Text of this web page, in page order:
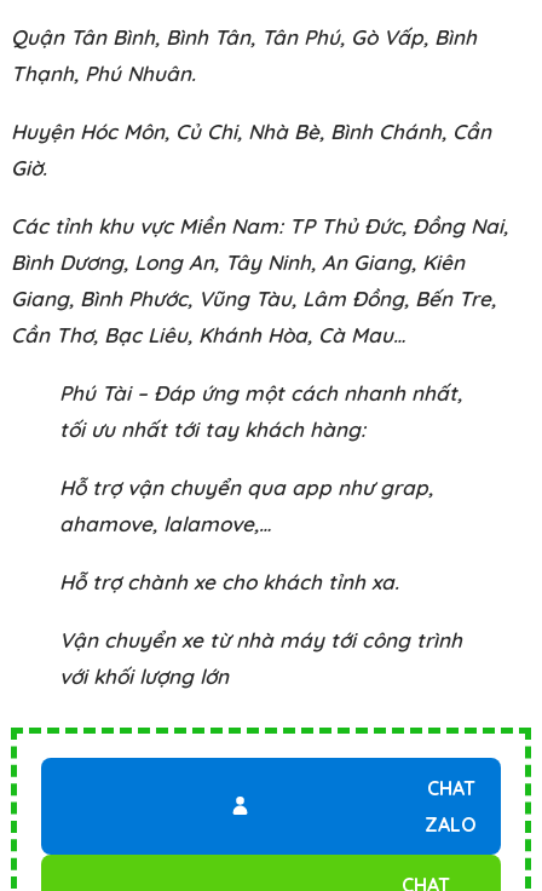
Quận Tân Bình, Bình Tân, Tân Phú, Gò Vấp, Bình
Thạnh, Phú Nhuân.
Huyện Hóc Môn, Củ Chi, Nhà Bè, Bình Chánh, Cần
Giờ.
Các tỉnh khu vực Miền Nam: TP Thủ Đức, Đồng Nai,
Bình Dương, Long An, Tây Ninh, An Giang, Kiên
Giang, Bình Phước, Vũng Tàu, Lâm Đồng, Bến Tre,
Cần Thơ, Bạc Liêu, Khánh Hòa, Cà Mau…
Phú Tài – Đáp ứng một cách nhanh nhất,
tối ưu nhất tới tay khách hàng:
Hỗ trợ vận chuyển qua app như grap,
ahamove, lalamove,…
Hỗ trợ chành xe cho khách tỉnh xa.
Vận chuyển xe từ nhà máy tới công trình
với khối lượng lớn
CHAT
ZALO
CHAT